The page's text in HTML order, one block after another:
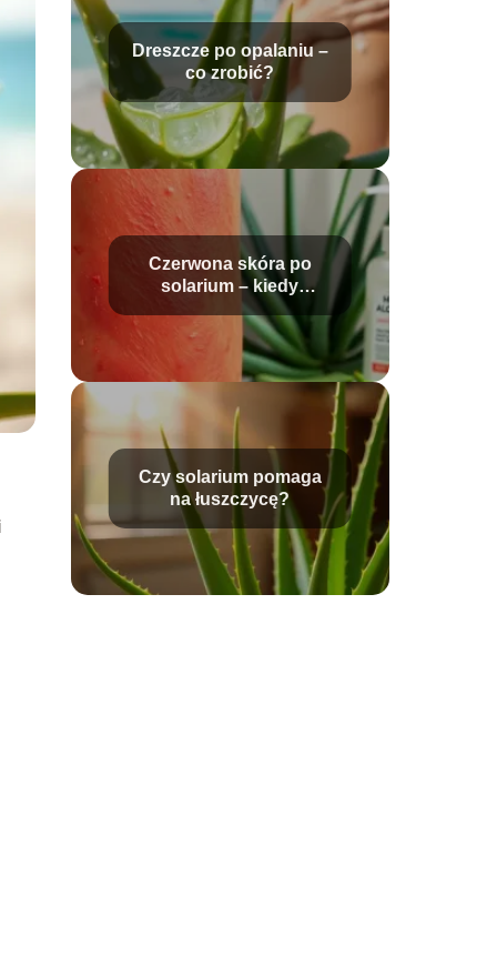
Dreszcze po opalaniu –
co zrobić?
Czerwona skóra po
solarium – kiedy
zejdzie?
Czy solarium pomaga
na łuszczycę?